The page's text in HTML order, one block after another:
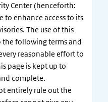
Center (henceforth:
to enhance access to its
The use of this
the following terms and
reasonable effort to
page is kept up to
complete.
entirely rule out the